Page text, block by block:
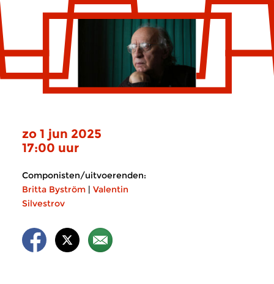
zo 1 jun 2025
17:00 uur
Componisten/uitvoerenden:
Britta Byström | Valentin
Silvestrov